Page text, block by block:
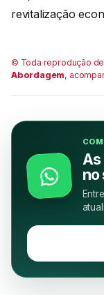
revitalização
© Toda reprodução
Abordagem,
no